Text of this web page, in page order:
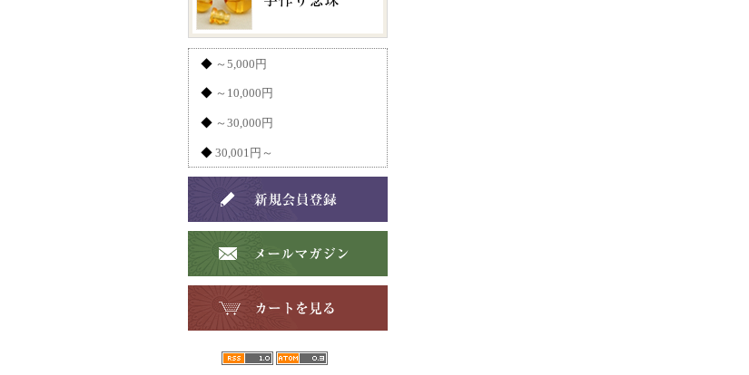
◆ ～5,000円
◆ ～10,000円
◆ ～30,000円
◆ 30,001円～